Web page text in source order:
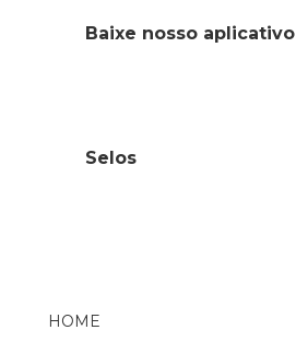
HOME
Baixe nosso aplicativo
Selos